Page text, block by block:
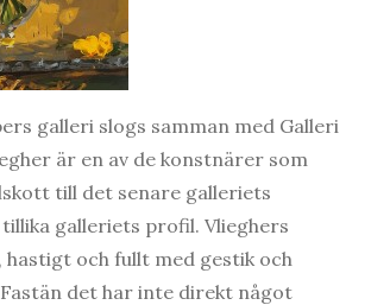
galleri slogs samman med Galleri
är en av de konstnärer som
till det senare galleriets
galleriets profil. Vlieghers
och fullt med gestik och
det har inte direkt något